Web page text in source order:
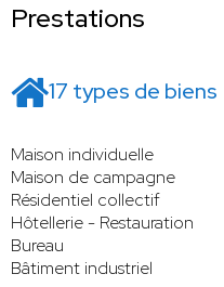
Prestations
17 types de biens
Maison individuelle
Maison de campagne
Résidentiel collectif
Hôtellerie - Restauration
Bureau
Bâtiment industriel